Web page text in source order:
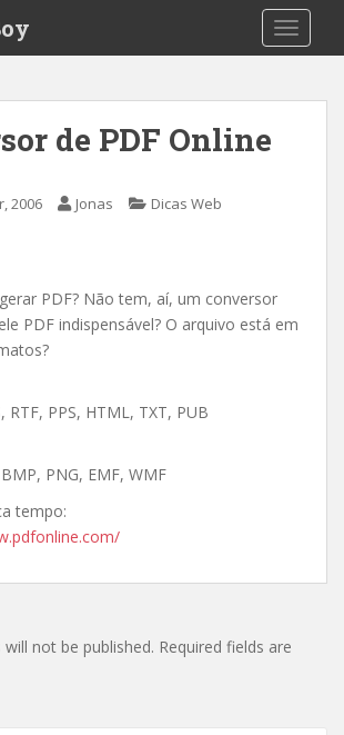
de PDF Online
2006 Jonas Dicas Web
PDF? Não tem, aí, um conversor
PDF indispensável? O arquivo está em
RTF, PPS, HTML, TXT, PUB
BMP, PNG, EMF, WMF
tempo:
not be published. Required fields are